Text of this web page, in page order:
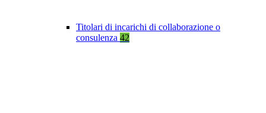
Titolari di incarichi di collaborazione o
consulenza 42